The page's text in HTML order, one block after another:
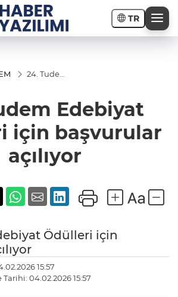
TR
24. Tudem
başvurularEdebiyat
için başvurular
açılıyor
Ödülleri için
15:57
04.02.2026 15:57